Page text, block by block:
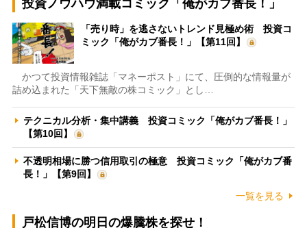
投資ノウハウ満載コミック「俺がカブ番長！」
「売り時」を逃さないトレンド見極め術 投資コ
ミック「俺がカブ番長！」【第11回】
かつて投資情報雑誌「マネーポスト」にて、圧倒的な情報量が
詰め込まれた「天下無敵の株コミック」とし…
テクニカル分析・集中講義 投資コミック「俺がカブ番長！」
【第10回】
不透明相場に勝つ信用取引の極意 投資コミック「俺がカブ番
長！」【第9回】
一覧を見る
戸松信博の明日の爆騰株を探せ！